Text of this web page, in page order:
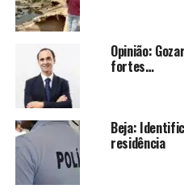
Opinião:
fortes…
Beja:
residência